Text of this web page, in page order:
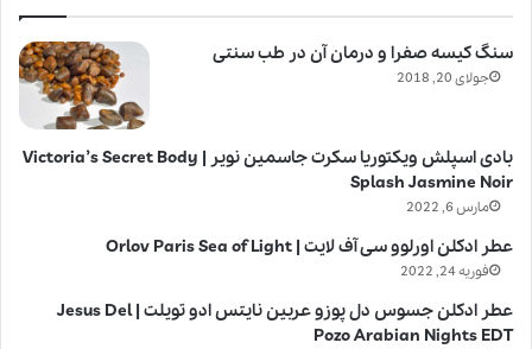
سنگ کیسه صفرا و درمان آن در طب سنتی
جولای 20, 2018
بادی اسپلش ویکتوریا سکرت جاسمین نویر | Victoria’s Secret Body
Splash Jasmine Noir
مارس 6, 2022
عطر ادکلن اورلوو سی آف لایت | Orlov Paris Sea of Light
فوریه 24, 2022
عطر ادکلن جسوس دل پوزو عربین نایتس ادو تویلت | Jesus Del
Pozo Arabian Nights EDT